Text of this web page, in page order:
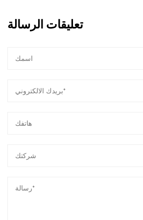
موصل ذو أربعة سنون استخدامًا
الموصل الخاص بنا الاتصال السلس
التحكم في المحرك في الدراجات
الصناعي: يستخدم في الآلات والمعدات
تعليقات الرسالة